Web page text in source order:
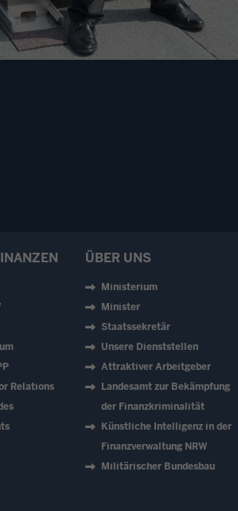
Relations
ÜBER UNS
Ministerium
Minister
Staatssekretär
Unsere Dienststellen
Attraktiver Arbeitgeber
Landesamt zur Bekämpfung
der Finanzkriminalität
Künstliche Intelligenz in der
Finanzverwaltung NRW
Militärischer Bundesbau